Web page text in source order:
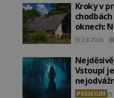
Kroky v
oknech:
domy v
2.8.2026
Vstoupí
PREMIUM